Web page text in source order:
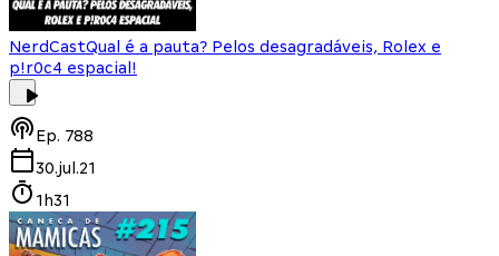
NerdCastQual é a pauta? Pelos desagradáveis, Rolex e
p!r0c4 espacial!
Ep. 788
30.jul.21
1h31